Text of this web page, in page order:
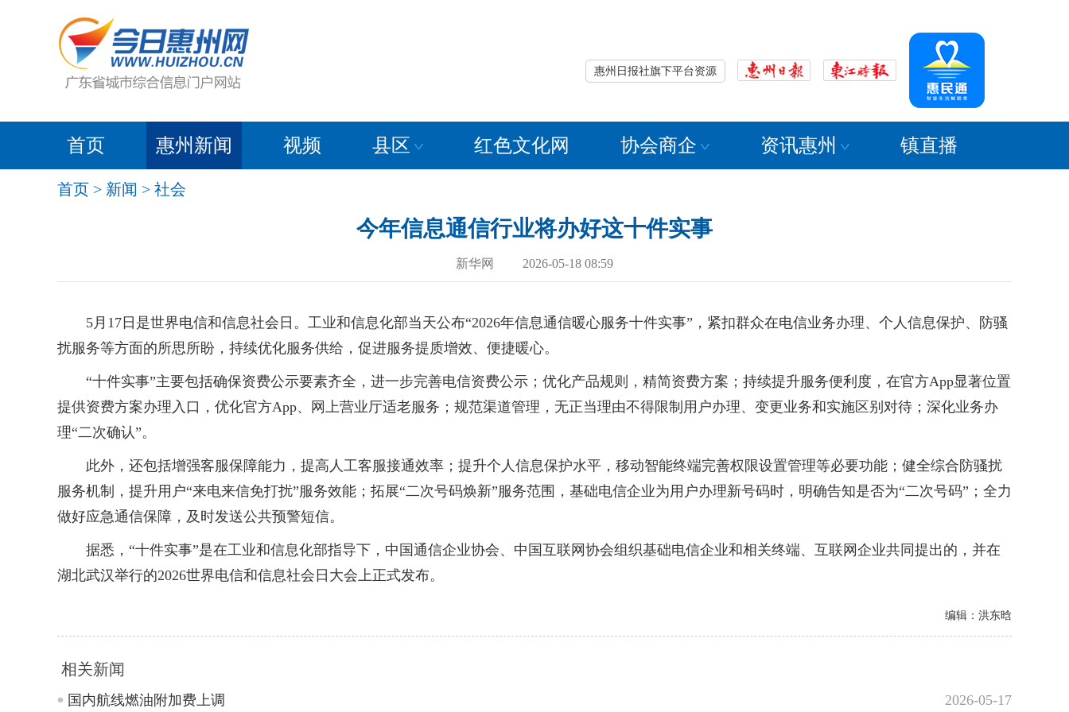
惠州日报社旗下平台资源
首页 惠州新闻 视频 县区 红色文化网 协会商企 资讯惠州 镇直播
首页 > 新闻 > 社会
今年信息通信行业将办好这十件实事
新华网 2026-05-18 08:59
5月17日是世界电信和信息社会日。工业和信息化部当天公布“2026年信息通信暖心服务十件实事”，紧扣群众在电信业务办理、个人信息保护、防骚
扰服务等方面的所思所盼，持续优化服务供给，促进服务提质增效、便捷暖心。
“十件实事”主要包括确保资费公示要素齐全，进一步完善电信资费公示；优化产品规则，精简资费方案；持续提升服务便利度，在官方App显著位置
提供资费方案办理入口，优化官方App、网上营业厅适老服务；规范渠道管理，无正当理由不得限制用户办理、变更业务和实施区别对待；深化业务办
理“二次确认”。
此外，还包括增强客服保障能力，提高人工客服接通效率；提升个人信息保护水平，移动智能终端完善权限设置管理等必要功能；健全综合防骚扰
服务机制，提升用户“来电来信免打扰”服务效能；拓展“二次号码焕新”服务范围，基础电信企业为用户办理新号码时，明确告知是否为“二次号码”；全力
做好应急通信保障，及时发送公共预警短信。
据悉，“十件实事”是在工业和信息化部指导下，中国通信企业协会、中国互联网协会组织基础电信企业和相关终端、互联网企业共同提出的，并在
湖北武汉举行的2026世界电信和信息社会日大会上正式发布。
编辑：洪东晗
相关新闻
国内航线燃油附加费上调 2026-05-17